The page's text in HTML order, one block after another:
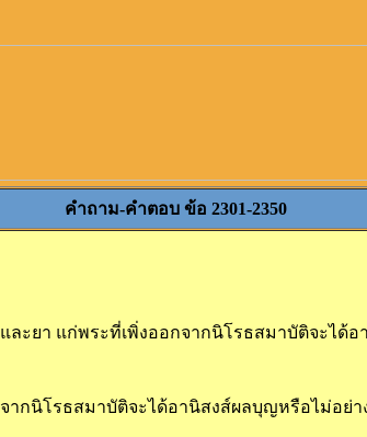
คำถาม-คำตอบ ข้อ 2301-2350
ละยา แก่พระที่เพิ่งออกจากนิโรธสมาบัติจะได้
ากนิโรธสมาบัติจะได้อานิสงส์ผลบุญหรือไม่อย่า